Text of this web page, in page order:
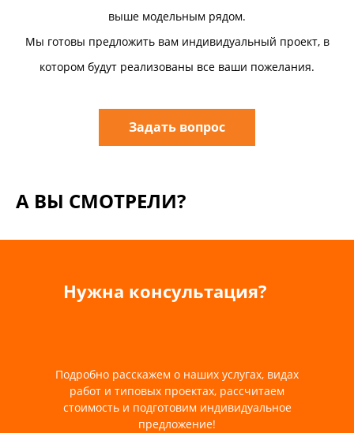
выше модельным рядом.
Мы готовы предложить вам индивидуальный проект, в
котором будут реализованы все ваши пожелания.
Задать вопрос
А ВЫ СМОТРЕЛИ?
Нужна консультация?
Подробно расскажем о наших услугах, видах
работ и типовых проектах, рассчитаем
стоимость и подготовим индивидуальное
предложение!